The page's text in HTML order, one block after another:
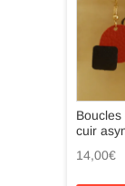
Boucles
cuir
14,00€